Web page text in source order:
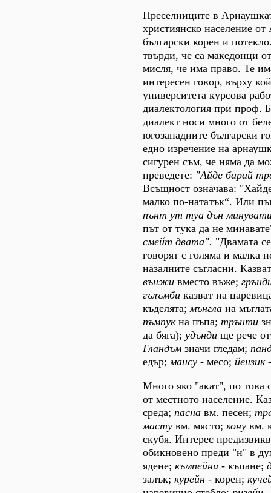
Преселниците в
християнско население
български корен и
твърди, че са македонци
мисля, че има право. Те
интересен говор, върху
университета курсова
диалектология при проф.
диалект носи много от
югозападните български
едно изречение на
сигурен съм, че няма да
преведете: "Айде барай
Всъщност означава:
малко по-нататък“. Или
пънт ут туа дън
път от тука да не
смейт двата". "Двамата
говорят с голяма и малка
назалните съгласни.
вънжи вместо въже;
гълъмби казват на
къделята; мънгла на
пъмпукна пъпа; трънти
да бяга); удънди ще рече
Гландъм значи гледам;
едър; мансу - месо; йензик-
Много яко "акат", по това
от местното население.
среда; пасна вм. песен;
масту вм. място; кону вм.
скубя. Интерес
обикновено преди "н" в
ядене; къмпейни - къпане;
залък; курейн - корен;